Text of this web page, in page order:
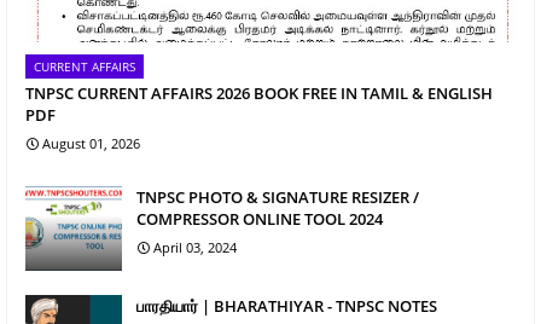
CURRENT AFFAIRS
TNPSC CURRENT AFFAIRS 2026 BOOK FREE IN TAMIL & ENGLISH
PDF
August 01, 2026
TNPSC PHOTO & SIGNATURE RESIZER /
COMPRESSOR ONLINE TOOL 2024
April 03, 2024
பாரதியார் | BHARATHIYAR - TNPSC NOTES